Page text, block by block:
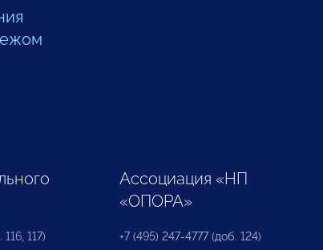
117)
Ассоциация «НП
«ОПОРА»
+7 (495) 247-4777 (доб. 124)